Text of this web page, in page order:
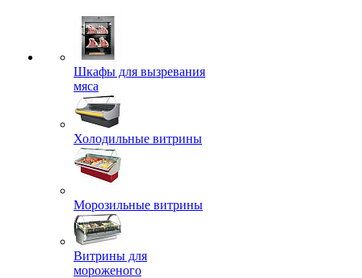
Шкафы для вызревания
мяса
Холодильные витрины
Морозильные витрины
Витрины для
мороженого